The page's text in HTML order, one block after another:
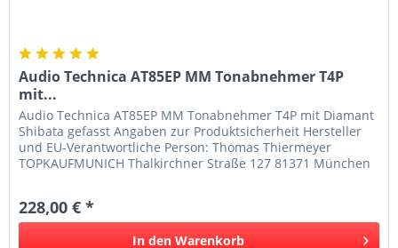
Audio Technica AT85EP MM Tonabnehmer T4P
mit...
Audio Technica AT85EP MM Tonabnehmer T4P mit Diamant
Shibata gefasst Angaben zur Produktsicherheit Hersteller
und EU-Verantwortliche Person: Thomas Thiermeyer
TOPKAUFMUNICH Thalkirchner Straße 127 81371 München
228,00 € *
In den Warenkorb